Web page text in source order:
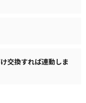
交換すれば連動しま